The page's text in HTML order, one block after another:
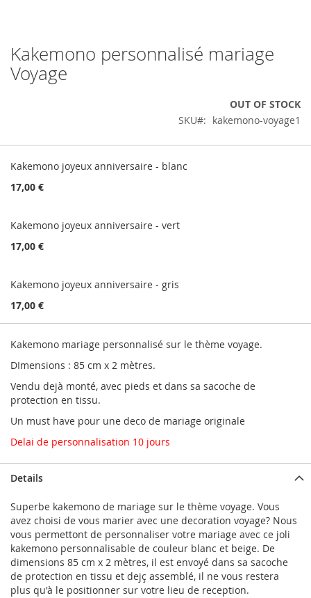
Skip
to
the
gallery
Kakemono personnalisé mariage
Voyage
OUT OF STOCK
SKU
kakemono-voyage1
product
Kakemono joyeux anniversaire - blanc
17,00 €
Kakemono joyeux anniversaire - vert
17,00 €
Kakemono joyeux anniversaire - gris
17,00 €
Kakemono mariage personnalisé sur le thème voyage.
DImensions : 85 cm x 2 mètres.
Vendu dejà monté, avec pieds et dans sa sacoche de
protection en tissu.
Un must have pour une deco de mariage originale
Delai de personnalisation 10 jours
Details
Superbe kakemono de mariage sur le thème voyage. Vous
avez choisi de vous marier avec une decoration voyage? Nous
vous permettont de personnaliser votre mariage avec ce joli
kakemono personnalisable de couleur blanc et beige. De
dimensions 85 cm x 2 mètres, il est envoyé dans sa sacoche
de protection en tissu et dejç assemblé, il ne vous restera
plus qu'à le positionner sur votre lieu de reception.